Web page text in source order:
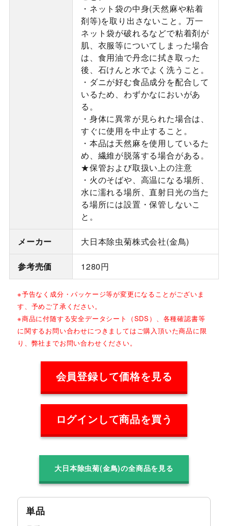
・ネット袋の中身(天然麻や粘着
剤等)を取り出さないこと。万一
ネット袋が破れるなどで粘着剤が
肌、衣服等についてしまった場合
は、食用油で丹念に拭き取った
後、石けんと水でよく洗うこと。
・ダニが好む食品成分を配合して
いるため、わずかなにおいがあ
る。
・身体に異常が見られた場合は、
すぐに使用を中止すること。
・本品は天然麻を使用しているた
め、繊維が脱落する場合がある。
★保管および取扱い上の注意
・火のそばや、高温になる場所、
水に濡れる場所、直射日光の当た
る場所には設置・保管しないこ
と。
メーカー 大日本除虫菊株式会社(金鳥)
参考売価 1280円
※予告なく成分・パッケージ等が変更になることがございま
す、予めご了承ください。
※商品に付随する安全データシート（SDS）、各種確認書等
に関するお問い合わせにつきましてはご購入頂いた商品に限
り、弊社までお問い合わせください。
会員登録して価格を見る
ログインして商品を買う
大日本除虫菊(金鳥)の全商品を見る
単品